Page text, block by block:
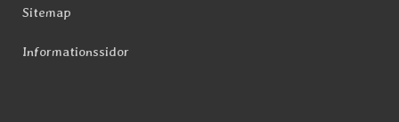
Sitemap
Informationssidor